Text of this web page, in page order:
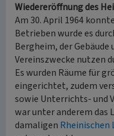
Wiedereröffnung des
Am 30. April 1964
Betrieben wurde es
Bergheim, der
Vereinszwecke nutzen
Es wurden Räume für
eingerichtet, zudem
sowie Unterrichts- und
war unter anderem das
damaligen Rheinischen